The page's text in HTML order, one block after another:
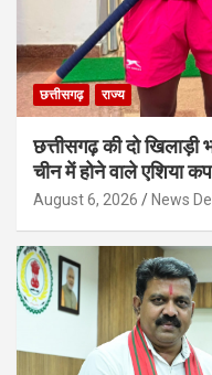
छत्तीसगढ़ राज्य
छत्तीसगढ़ की दो खिलाड़ी
चीन में होने वाले एशिया
August 6, 2026 News